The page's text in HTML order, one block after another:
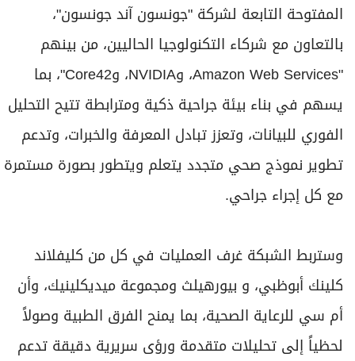
المفتوحة التابعة لشركة "جونسون آند جونسون"،
بالتعاون مع شركاء التكنولوجيا الحاليين، من بينهم
"Amazon Web Services، وNVIDIA، وCore42"، بما
يسهم في بناء بيئة جراحية ذكية ومترابطة تتيح التحليل
الفوري للبيانات، وتعزز تبادل المعرفة والخبرات، وتدعم
تطوير نموذج صحي متجدد يتعلم ويتطور بصورة مستمرة
مع كل إجراء جراحي.
وستربط الشبكة غرف العمليات في كل من كليفلاند
كلينك أبوظبي، و بيورهيلث ومجموعة ميديكلينيك، وأن
أم سي للرعاية الصحية، بما يمنح الفرق الطبية وصولاً
لحظياً إلى تحليلات متقدمة ورؤى سريرية دقيقة تدعم